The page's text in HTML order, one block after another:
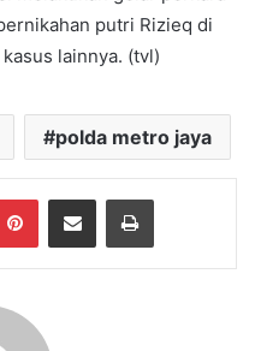
putri Rizieq di
lainnya. (tvl)
polda metro jaya
PinterestShare via Email Print